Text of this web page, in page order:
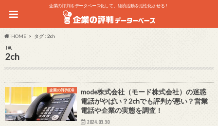
企業の評判をデータベース化して、経済活動を活性化させる！
HOME タグ : 2ch
TAG
2ch
企業の評判DB
mode株式会社（モード株式会社）の迷惑
電話がやばい？2chでも評判が悪い？営業
電話や企業の実態を調査！
2024.03.30